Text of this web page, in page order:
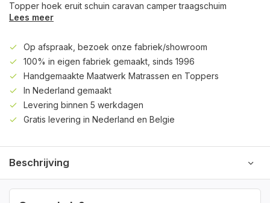
Topper hoek eruit schuin caravan camper traagschuim
Lees meer
Op afspraak, bezoek onze fabriek/showroom
100% in eigen fabriek gemaakt, sinds 1996
Handgemaakte Maatwerk Matrassen en Toppers
In Nederland gemaakt
Levering binnen 5 werkdagen
Gratis levering in Nederland en Belgie
Beschrijving